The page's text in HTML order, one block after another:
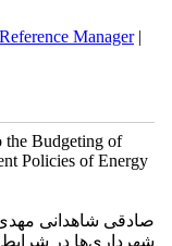
|Reference Manager
the Budgeting of
Policies of Energy
صادقی شاهدانی
شهرداری‌‌ها در